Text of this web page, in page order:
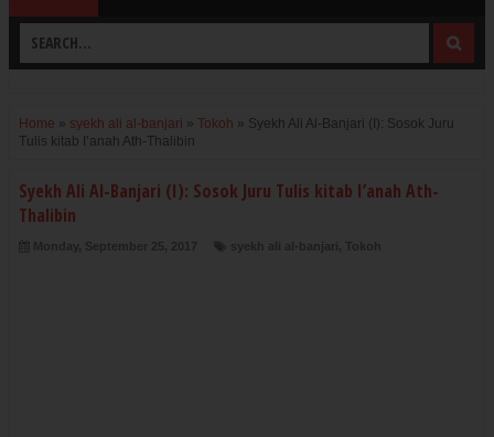
Home » syekh ali al-banjari » Tokoh » Syekh Ali Al-Banjari (I): Sosok Juru
Tulis kitab I’anah Ath-Thalibin
Syekh Ali Al-Banjari (I): Sosok Juru Tulis kitab I’anah Ath-
Thalibin